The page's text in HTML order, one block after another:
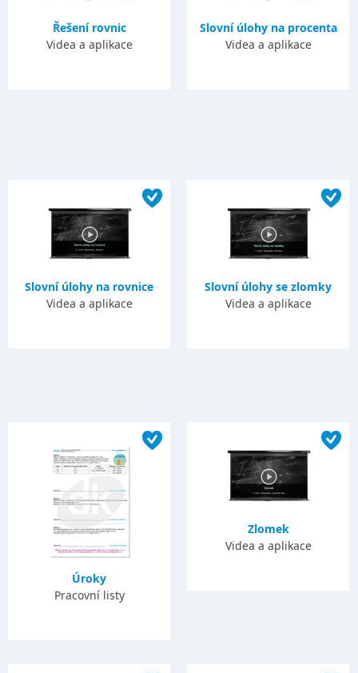
Řešení rovnic
Videa a aplikace
Slovní úlohy na procenta
Videa a aplikace
Slovní úlohy na rovnice
Videa a aplikace
Slovní úlohy se zlomky
Videa a aplikace
Úroky
Pracovní listy
Zlomek
Videa a aplikace